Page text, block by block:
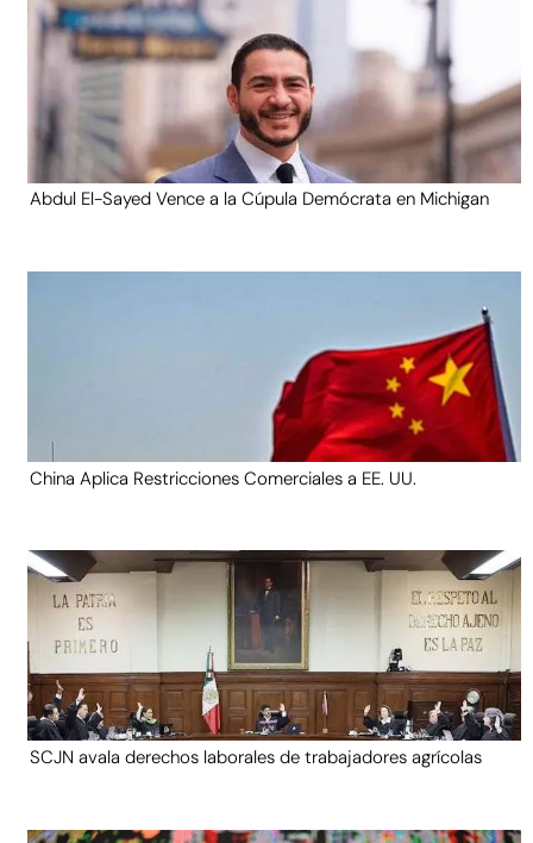
Abdul El-Sayed Vence a la Cúpula Demócrata en Michigan
China Aplica Restricciones Comerciales a EE. UU.
SCJN avala derechos laborales de trabajadores agrícolas